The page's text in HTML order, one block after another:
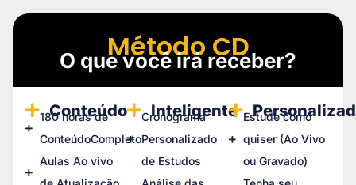
Método CD
O que você irá receber?
Conteúdo
180 horas de
ConteúdoCompleto
Aulas Ao vivo
Inteligente
Cronograma
Personalizado
de Estudos
Estude como
quiser (Ao Vivo
ou Gravado)